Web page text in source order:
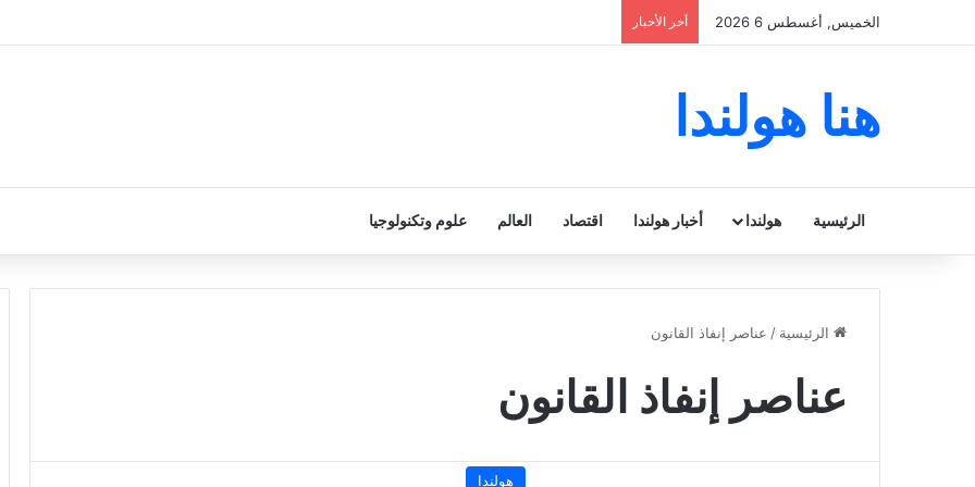
الخميس, أغسطس 6 2026 أخر الأخبار
هنا هولندا
الرئيسية هولندا أخبار هولندا اقتصاد العالم علوم وتكنولوجيا
الرئيسية / عناصر إنفاذ القانون
عناصر إنفاذ القانون
هولندا